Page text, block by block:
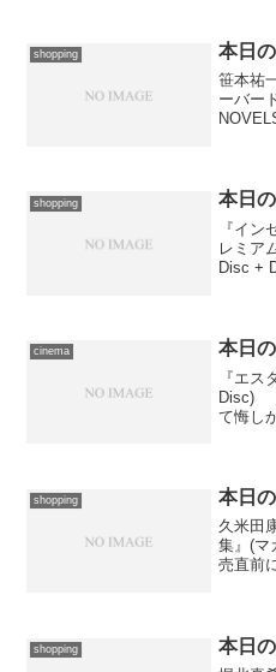
shopping 本日
笹本祐
ーバー
shopping 本日
『イ
レミア
Disc +
cinema 本日
『エス
Disc)
て悔し
shopping 本日
久米田
集』(
売直前
shopping 本日